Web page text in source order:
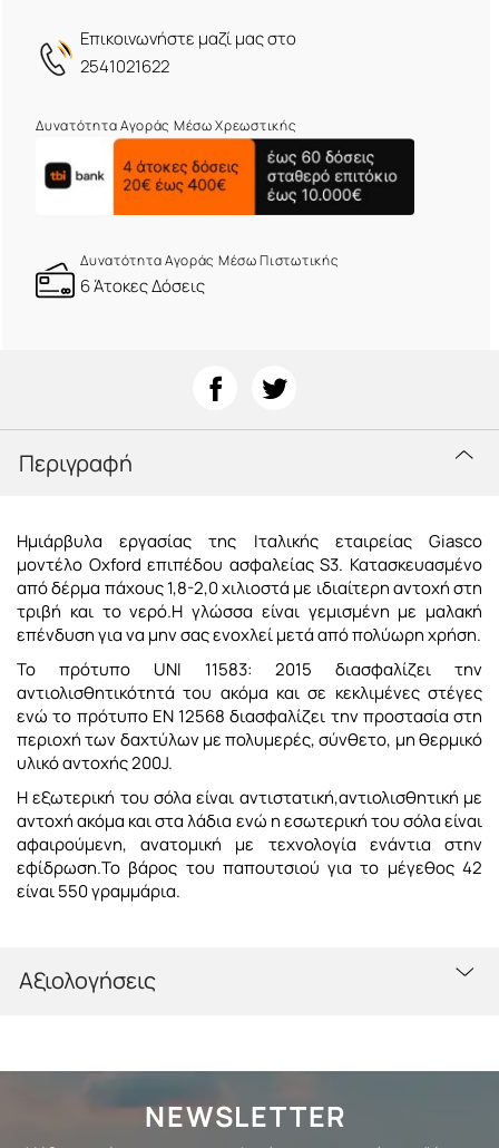
Eπικοινωνήστε μαζί μας στο
2541021622
Δυνατότητα Αγοράς Μέσω Χρεωστικής
Δυνατότητα Αγοράς Μέσω Πιστωτικής
6 Άτοκες Δόσεις
Περιγραφή
Ημιάρβυλα εργασίας της Ιταλικής εταιρείας Giasco
μοντέλο Oxford επιπέδου ασφαλείας S3. Κατασκευασμένο
από δέρμα πάχους 1,8-2,0 χιλιοστά με ιδιαίτερη αντοχή στη
τριβή και το νερό.Η γλώσσα είναι γεμισμένη με μαλακή
επένδυση για να μην σας ενοχλεί μετά από πολύωρη χρήση.
Το πρότυπο UNI 11583: 2015 διασφαλίζει την
αντιολισθητικότητά του ακόμα και σε κεκλιμένες στέγες
ενώ το πρότυπο EN 12568 διασφαλίζει την προστασία στη
περιοχή των δαχτύλων με πολυμερές, σύνθετο, μη θερμικό
υλικό αντοχής 200J.
Η εξωτερική του σόλα είναι αντιστατική,αντιολισθητική με
αντοχή ακόμα και στα λάδια ενώ η εσωτερική του σόλα είναι
αφαιρούμενη, ανατομική με τεχνολογία ενάντια στην
εφίδρωση.Το βάρος του παπουτσιού για το μέγεθος 42
είναι 550 γραμμάρια.
Αξιολογήσεις
NEWSLETTER